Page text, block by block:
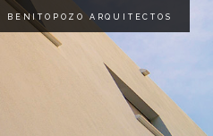
BENITOPOZO ARQUITECTOS